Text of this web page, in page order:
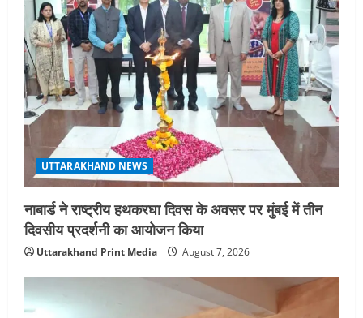
UTTARAKHAND NEWS
नाबार्ड ने राष्ट्रीय हथकरघा दिवस के अवसर पर मुंबई में तीन
दिवसीय प्रदर्शनी का आयोजन किया
Uttarakhand Print Media August 7, 2026